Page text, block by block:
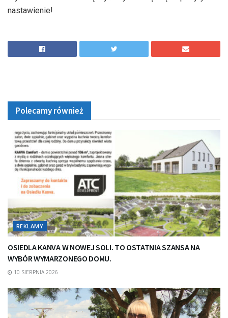
nastawienie!
Polecamy również
REKLAMY
OSIEDLA KANVA W NOWEJ SOLI. TO OSTATNIA SZANSA NA
WYBÓR WYMARZONEGO DOMU.
10 SIERPNIA 2026